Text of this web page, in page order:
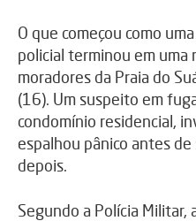
O que começou como
policial terminou em uma
moradores da Praia do
(16). Um suspeito em
condomínio residencial,
espalhou pânico antes
depois.
Segundo a Polícia